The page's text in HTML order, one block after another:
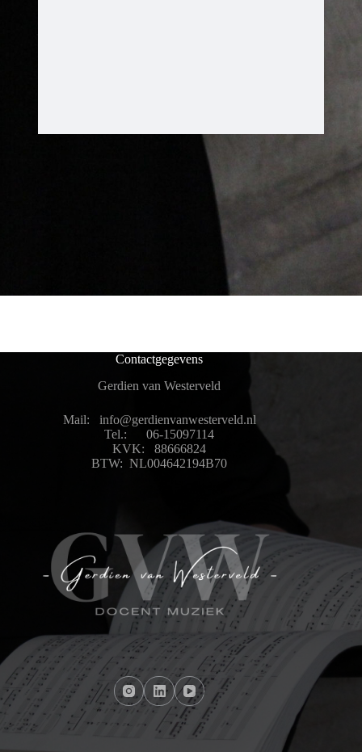
Contactgegevens
Gerdien van Westerveld
Mail: info@gerdienvanwesterveld.nl
Tel.: 06-15097114
KVK: 88666824
BTW: NL004642194B70